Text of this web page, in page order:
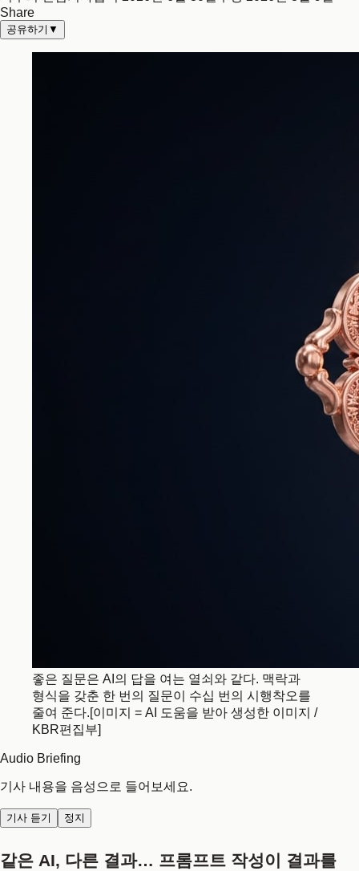
Share
공유하기 ▼
좋은 질문은 AI의 답을 여는 열쇠와 같다. 맥락과
형식을 갖춘 한 번의 질문이 수십 번의 시행착오를
줄여 준다.[이미지 = AI 도움을 받아 생성한 이미지 /
KBR편집부]
Audio Briefing
기사 내용을 음성으로 들어보세요.
기사 듣기 정지
같은 AI, 다른 결과… 프롬프트 작성이 결과를